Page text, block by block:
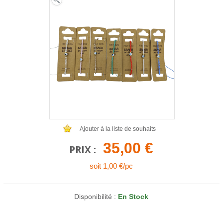
CHAÎNES DE CHEVILLE
COLLIERS EN LOT
AFFICHES MÉTAL 20 X 30CM
Ajouter à la liste de souhaits
PRIX : 35,00 €
soit 1,00 €/pc
Disponibilité : En Stock